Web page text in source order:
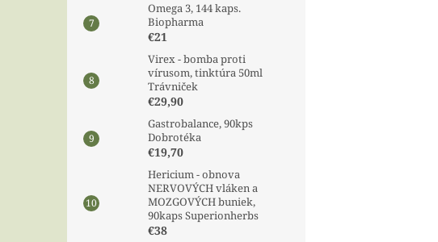
Omega 3, 144 kaps.
Biopharma
€21
Virex - bomba proti
vírusom, tinktúra 50ml
Trávniček
€29,90
Gastrobalance, 90kps
Dobrotéka
€19,70
Hericium - obnova
NERVOVÝCH vláken a
MOZGOVÝCH buniek,
90kaps Superionherbs
€38